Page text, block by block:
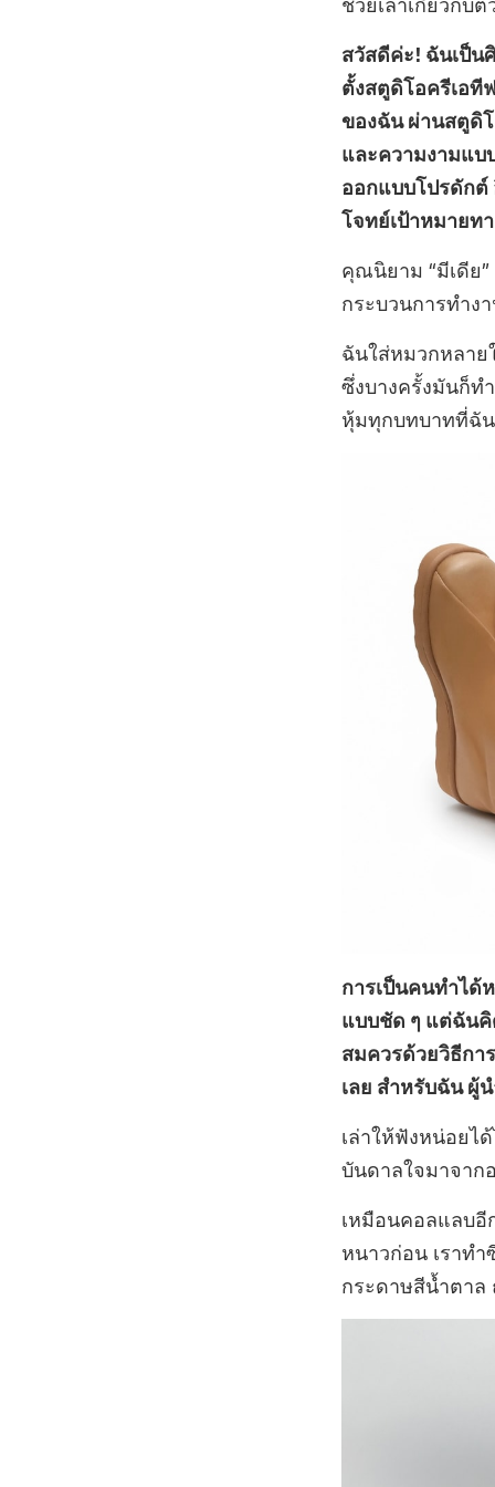
สวัสดีค่ะ! ฉันเป็น
ตั้งสตูดิโอครีเอที
ของฉัน ผ่านสตูดิ
และความงามแบ
ออกแบบโปรดัก
โจทย์เป้าหมายท
คุณนิยาม “มีเดีย
กระบวนการทำง
ฉันใส่หมวกหลาย
ซึ่งบางครั้งมันก็ท
หุ้มทุกบทบาทที่ฉัน
การเป็นคนทำได้
แบบชัด ๆ แต่ฉันคิ
สมควรด้วยวิธีกา
เลย สำหรับฉัน ผู้
เล่าให้ฟังหน่อยไ
บันดาลใจมาจาก
เหมือนคอลแลบอี
หนาวก่อน เราท
กระดาษสีน้ำตาล